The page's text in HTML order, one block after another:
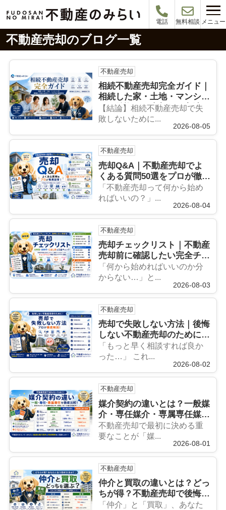
電話 無料相談 メニュー
不動産売却のブログ一覧
不動産売却
相続不動産売却完全ガイド｜
相続した家・土地・マンショ
ンを後悔なく売却する方法を
売買経験1,000件超のプロが
【結論】相続不動産売却で失
敗しないために...
2026-08-05
不動産売却
売却Q&A｜不動産売却でよ
くある質問50選をプロが徹底
回答【完全版】《第1部》
「不動産売却って何から始め
ればいいの？」...
2026-08-04
不動産売却
売却チェックリスト｜不動産
売却前に確認したい完全チェ
ックリスト【保存版】
「何から始めればいいのか分
からない…」と...
2026-08-03
不動産売却
売却で失敗しない方法｜後悔
しない不動産売却のために知
っておくべきポイントをプロ
が徹底解説
「もっと早く相談すれば良か
った…」 これ...
2026-08-02
不動産売却
媒介契約の違いとは？一般媒
介・専任媒介・専属専任媒介
を徹底比較！どれを選ぶべ
き？
不動産売却で最初に決める重
要なことが「媒...
2026-08-01
不動産売却
仲介と買取の違いとは？どっ
ちが得？不動産売却で後悔し
ない選び方をプロが徹底解説
「仲介」と「買取」、あなた